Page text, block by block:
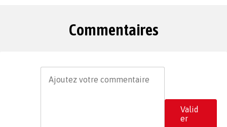
Commentaires
Valid
er